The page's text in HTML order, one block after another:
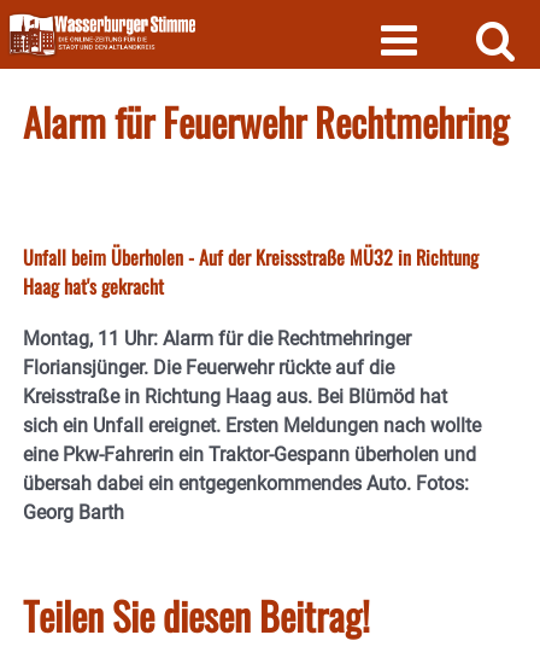
Skip
to
content
Alarm für Feuerwehr Rechtmehring
Unfall beim Überholen - Auf der Kreissstraße MÜ32 in Richtung
Haag hat's gekracht
Montag, 11 Uhr: Alarm für die Rechtmehringer
Floriansjünger. Die Feuerwehr rückte auf die
Kreisstraße in Richtung Haag aus. Bei Blümöd hat
sich ein Unfall ereignet. Ersten Meldungen nach wollte
eine Pkw-Fahrerin ein Traktor-Gespann überholen und
übersah dabei ein entgegenkommendes Auto. Fotos:
Georg Barth
Teilen Sie diesen Beitrag!